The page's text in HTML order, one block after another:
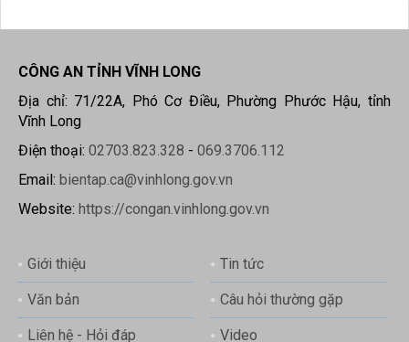
CÔNG AN TỈNH VĨNH LONG
Địa chỉ: 71/22A, Phó Cơ Điều, Phường Phước Hậu, tỉnh
Vĩnh Long
Điện thoại: 02703.823.328 - 069.3706.112
Email: bientap.ca@vinhlong.gov.vn
Website: https://congan.vinhlong.gov.vn
Giới thiệu Tin tức
Văn bản Câu hỏi thường gặp
Liên hệ - Hỏi đáp Video